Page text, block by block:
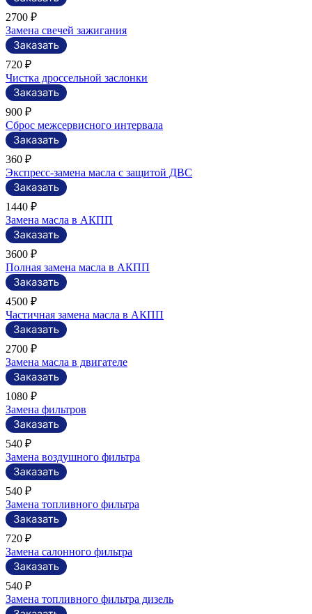
2700 ₽
Замена свечей зажигания
720 ₽
Чистка дроссельной заслонки
900 ₽
Сброс межсервисного интервала
360 ₽
Экспресс-замена масла с защитой ДВС
1440 ₽
Замена масла в АКПП
3600 ₽
Полная замена масла в АКПП
4500 ₽
Частичная замена масла в АКПП
2700 ₽
Замена масла в двигателе
1080 ₽
Замена фильтров
540 ₽
Замена воздушного фильтра
540 ₽
Замена топливного фильтра
720 ₽
Замена салонного фильтра
540 ₽
Замена топливного фильтра дизель